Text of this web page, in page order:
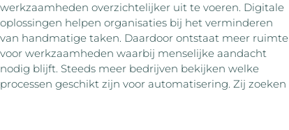
werkzaamheden overzichtelijker uit te voeren. Digitale
oplossingen helpen organisaties bij het verminderen
van handmatige taken. Daardoor ontstaat meer ruimte
voor werkzaamheden waarbij menselijke aandacht
nodig blijft. Steeds meer bedrijven bekijken welke
processen geschikt zijn voor automatisering. Zij zoeken